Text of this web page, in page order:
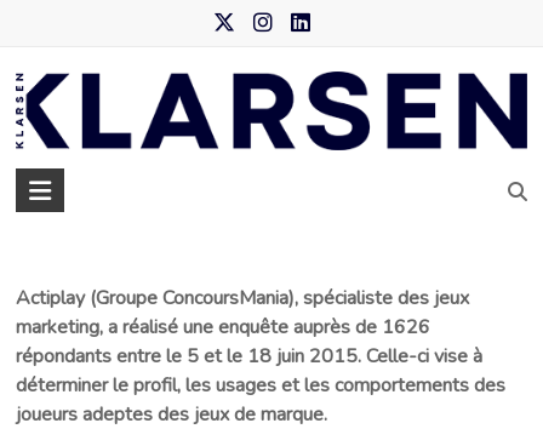
content
Klarsen
Agence
de
data
marketing
Actiplay (Groupe ConcoursMania), spécialiste des jeux
marketing, a réalisé une enquête auprès de 1626
répondants entre le 5 et le 18 juin 2015. Celle-ci vise à
déterminer le profil, les usages et les comportements des
joueurs adeptes des jeux de marque.